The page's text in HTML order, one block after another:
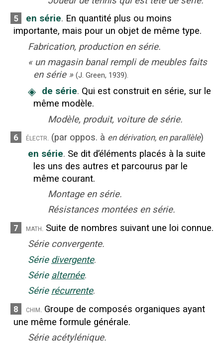
5 en série. En quantité plus ou moins
importante, mais pour un objet de même type.
Fabrication, production en série.
« un magasin banal rempli de meubles faits
en série » (J. Green, 1939).
◈ de série. Qui est construit en série, sur le
même modèle.
Modèle, produit, voiture de série.
6 électr. (par oppos. à en dérivation, en parallèle)
en série. Se dit d’éléments placés à la suite
les uns des autres et parcourus par le
même courant.
Montage en série.
Résistances montées en série.
7 math. Suite de nombres suivant une loi connue.
Série convergente.
Série divergente.
Série alternée.
Série récurrente.
8 chim. Groupe de composés organiques ayant
une même formule générale.
Série acétylénique.